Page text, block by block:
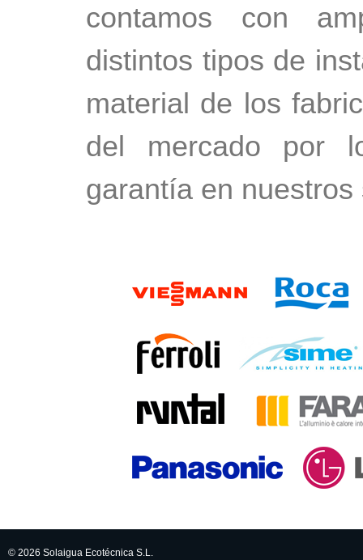
contamos con
distintos tipos de
material de los
del mercado por
garantía en
© 2026 Solaigua Ecotécnica S.L.